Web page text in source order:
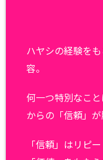
ハヤシの経験を
容。
何一つ特別なこ
からの「信頼」が
「信頼」はリピ